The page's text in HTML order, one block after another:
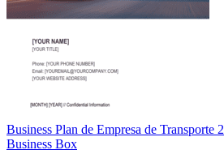
Business Plan de Empresa de Transporte 2
Business Box